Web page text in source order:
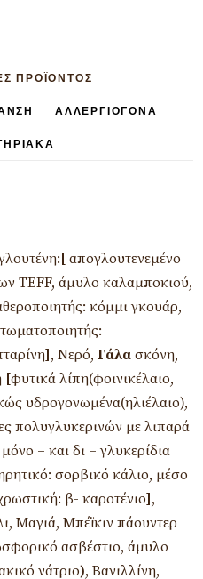
ΠΡΟΪΟΝΤΟΣ
ΑΛΛΕΡΓΙΟΓΌΝΑ
[απογλουτενεμένο
TEFF, άμυλο καλαμποκιού,
κόμμι γκουάρ,
], Νερό, Γάλα σκόνη,
[φυτικά λίπη(φοινικέλαιο,
υδρογονωμένα(ηλιέλαιο),
πολυγλυκερινών με λιπαρά
– και δι – γλυκερίδια
σορβικό κάλιο, μέσο
β- καροτένιο],
Μαγιά, Μπέϊκιν πάουντερ
ασβέστιο, άμυλο
νάτριο), Βανιλλίνη,